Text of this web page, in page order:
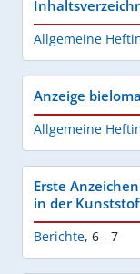
Allgemeine
Anzeige
Allgemeine
Erste
in der
Berichte, 6 - 7